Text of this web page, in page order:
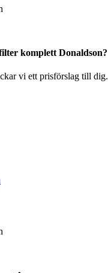
komplett Donaldson?
vi ett prisförslag till dig.